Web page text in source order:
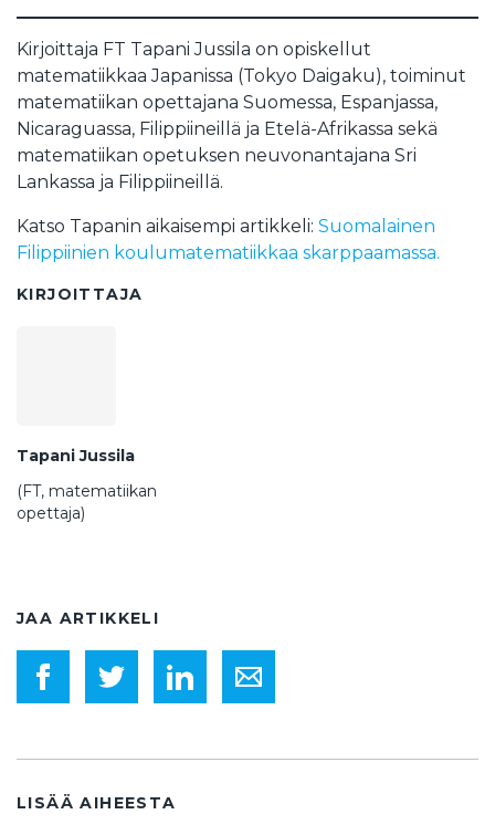
Kirjoittaja FT Tapani Jussila on opiskellut
matematiikkaa Japanissa (Tokyo Daigaku), toiminut
matematiikan opettajana Suomessa, Espanjassa,
Nicaraguassa, Filippiineillä ja Etelä-Afrikassa sekä
matematiikan opetuksen neuvonantajana Sri
Lankassa ja Filippiineillä.
Katso Tapanin aikaisempi artikkeli: Suomalainen
Filippiinien koulumatematiikkaa skarppaamassa.
KIRJOITTAJA
Tapani Jussila
(FT, matematiikan
opettaja)
JAA ARTIKKELI
LISÄÄ AIHEESTA